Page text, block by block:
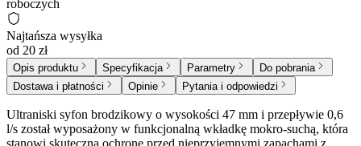
roboczych
Najtańsza wysyłka
od 20 zł
Opis produktu Specyfikacja Parametry
Do pobrania
Dostawa i płatności
Opinie Pytania i odpowiedzi
Ultraniski syfon brodzikowy o wysokości 47 mm i przepływie 0,6
l/s został wyposażony w funkcjonalną wkładkę mokro-suchą, która
stanowi skuteczną ochronę przed nieprzyjemnymi zapachami z